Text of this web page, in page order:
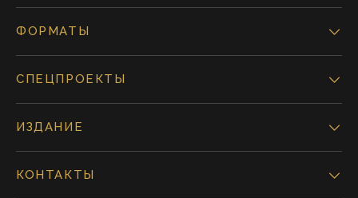
ФОРМАТЫ
СПЕЦПРОЕКТЫ
ИЗДАНИЕ
КОНТАКТЫ